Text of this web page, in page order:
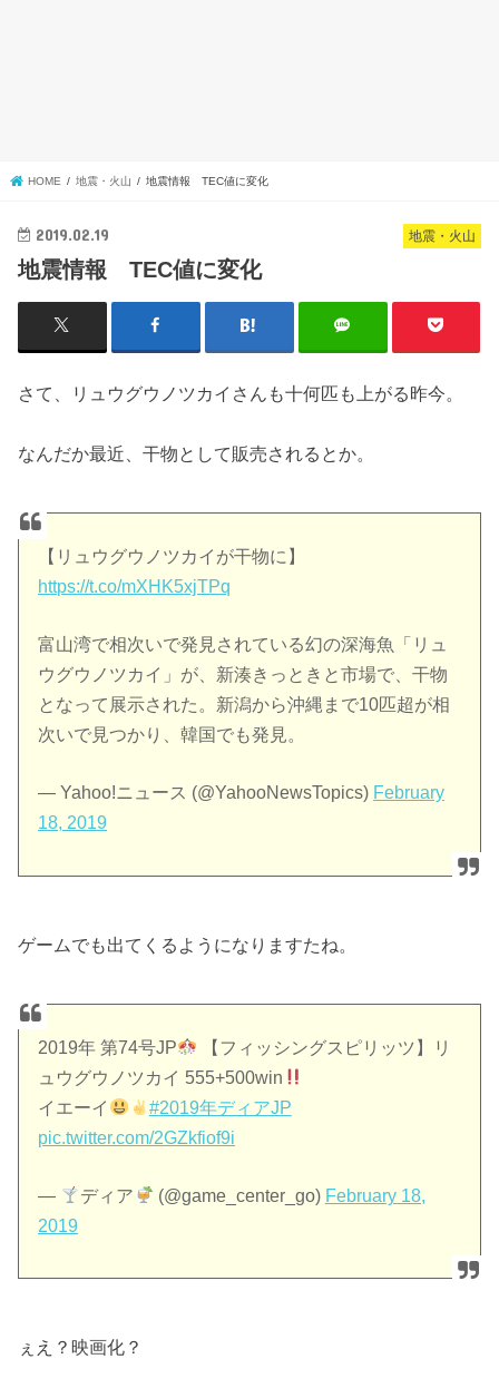
HOME 地震・火山 地震情報 TEC値に変化
地震・火山
2019.02.19
地震情報 TEC値に変化
さて、リュウグウノツカイさんも十何匹も上がる昨今。
なんだか最近、干物として販売されるとか。
【リュウグウノツカイが干物に】
https://t.co/mXHK5xjTPq
富山湾で相次いで発見されている幻の深海魚「リュ
ウグウノツカイ」が、新湊きっときと市場で、干物
となって展示された。新潟から沖縄まで10匹超が相
次いで見つかり、韓国でも発見。
— Yahoo!ニュース (@YahooNewsTopics) February
18, 2019
ゲームでも出てくるようになりますたね。
2019年 第74号JP
【フィッシングスピリッツ】リ
ュウグウノツカイ 555+500win
イエーイ
#2019年ディアJP
pic.twitter.com/2GZkfiof9i
— ディア (@game_center_go) February 18,
2019
ぇえ？映画化？